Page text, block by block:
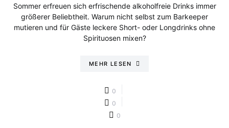
Sommer erfreuen sich erfrischende alkoholfreie Drinks immer
größerer Beliebtheit. Warum nicht selbst zum Barkeeper
mutieren und für Gäste leckere Short- oder Longdrinks ohne
Spirituosen mixen?
MEHR LESEN
0
0
0